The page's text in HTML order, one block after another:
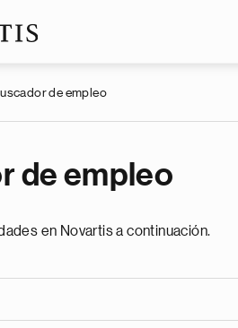
de empleo
de empleo
en Novartis a continuación.